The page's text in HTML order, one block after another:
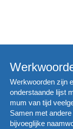
Werkwoorden zijn
onderstaande lijst
mum van tijd
Samen met
bijvoeglijke